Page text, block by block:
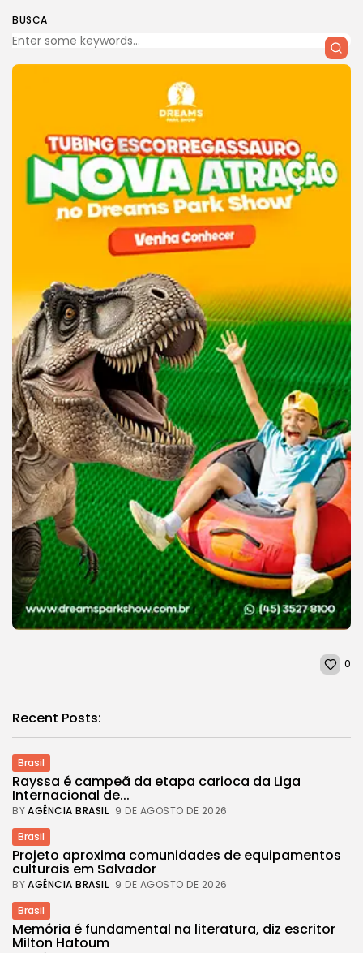
BUSCA
0
Recent Posts:
Brasil
Rayssa é campeã da etapa carioca da Liga
Internacional de...
BYAGÊNCIA BRASIL 9 DE AGOSTO DE 2026
Brasil
Projeto aproxima comunidades de equipamentos
culturais em Salvador
BYAGÊNCIA BRASIL 9 DE AGOSTO DE 2026
Brasil
Memória é fundamental na literatura, diz escritor
Milton Hatoum